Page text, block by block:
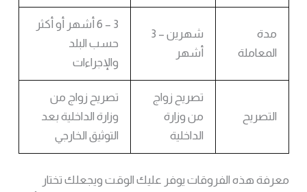
مدة
المعاملة
شهرين – 3
أشهر
3 – 6 أشهر أو أكثر
حسب البلد
والإجراءات
التصريح
تصريح زواج
من وزارة
الداخلية
تصريح زواج من
وزارة الداخلية بعد
التوثيق الخارجي
معرفة هذه الفروقات يوفر عليك الوقت ويجعلك تختار